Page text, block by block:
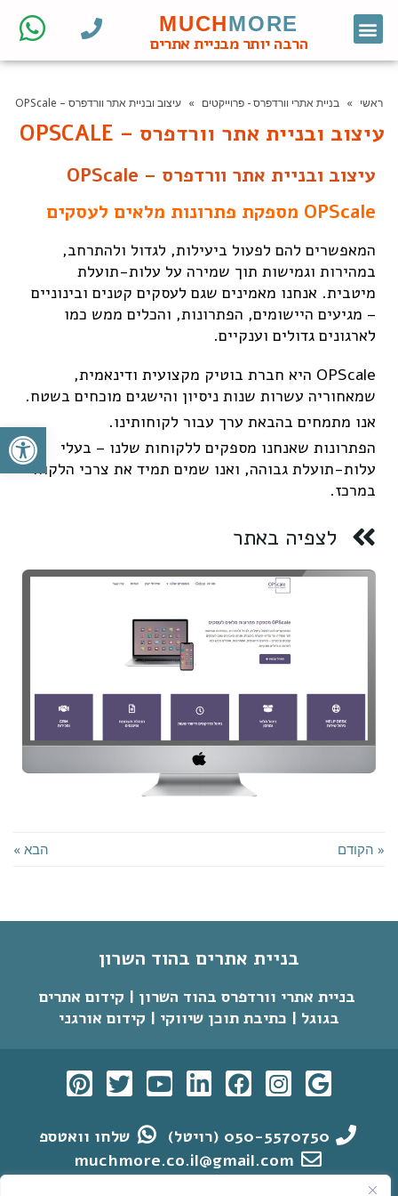
MUCHMORE
הרבה יותר מבניית אתרים
ראשי » בניית אתרי וורדפרס - פרוייקטים » עיצוב ובניית אתר וורדפרס – OPScale
עיצוב ובניית אתר וורדפרס – OPSCALE
עיצוב ובניית אתר וורדפרס – OPScale
OPScale מספקת פתרונות מלאים לעסקים
המאפשרים להם לפעול ביעילות, לגדול ולהתרחב,
במהירות וגמישות תוך שמירה על עלות-תועלת
מיטבית. אנחנו מאמינים שגם לעסקים קטנים ובינוניים
– מגיעים היישומים, הפתרונות, והכלים ממש כמו
לארגונים גדולים וענקיים.
OPScale היא חברת בוטיק מקצועית ודינאמית,
שמאחוריה עשרות שנות ניסיון והישגים מוכחים בשטח.
אנו מתמחים בהבאת ערך עבור לקוחותינו.
הפתרונות שאנחנו מספקים ללקוחות שלנו – בעלי
עלות-תועלת גבוהה, ואנו שמים תמיד את צרכי הלקוח
במרכז.
לצפיה באתר
« הקודם הבא »
בניית אתרים בהוד השרון
בניית אתרי וורדפרס בהוד השרון | קידום אתרים
בגוגל | כתיבת תוכן שיווקי | קידום אורגני
050-5570750 (רויטל)
שלחו וואטספ
muchmore.co.il@gmail.com
פתח